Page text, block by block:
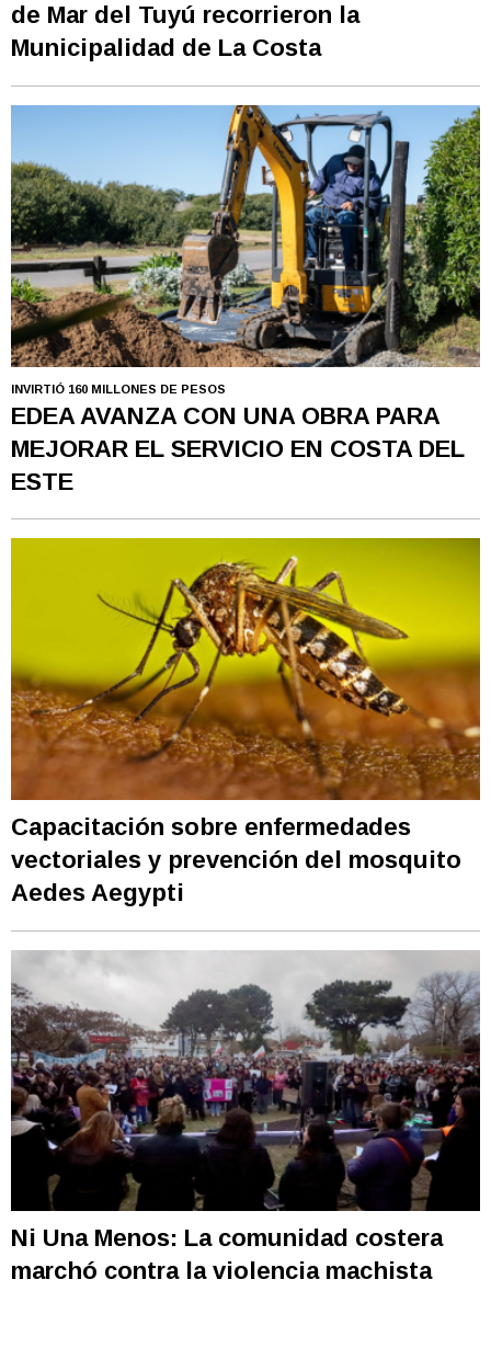
de Mar del Tuyú recorrieron la
Municipalidad de La Costa
INVIRTIÓ 160 MILLONES DE PESOS
EDEA AVANZA CON UNA OBRA PARA
MEJORAR EL SERVICIO EN COSTA DEL
ESTE
Capacitación sobre enfermedades
vectoriales y prevención del mosquito
Aedes Aegypti
Ni Una Menos: La comunidad costera
marchó contra la violencia machista